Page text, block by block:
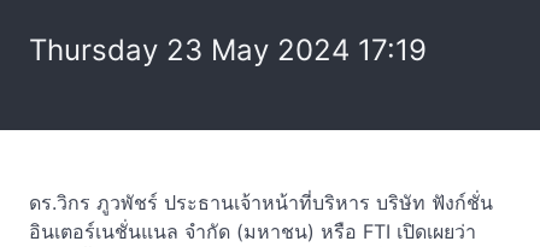
Thursday 23 May 2024 17:19
ดร.วิกร ภูวพัชร์ ประธานเจ้าหน้าที่บริหาร บริษัท ฟังก์ชั่น
อินเตอร์เนชั่นแนล จำกัด (มหาชน) หรือ FTI เปิดเผยว่า